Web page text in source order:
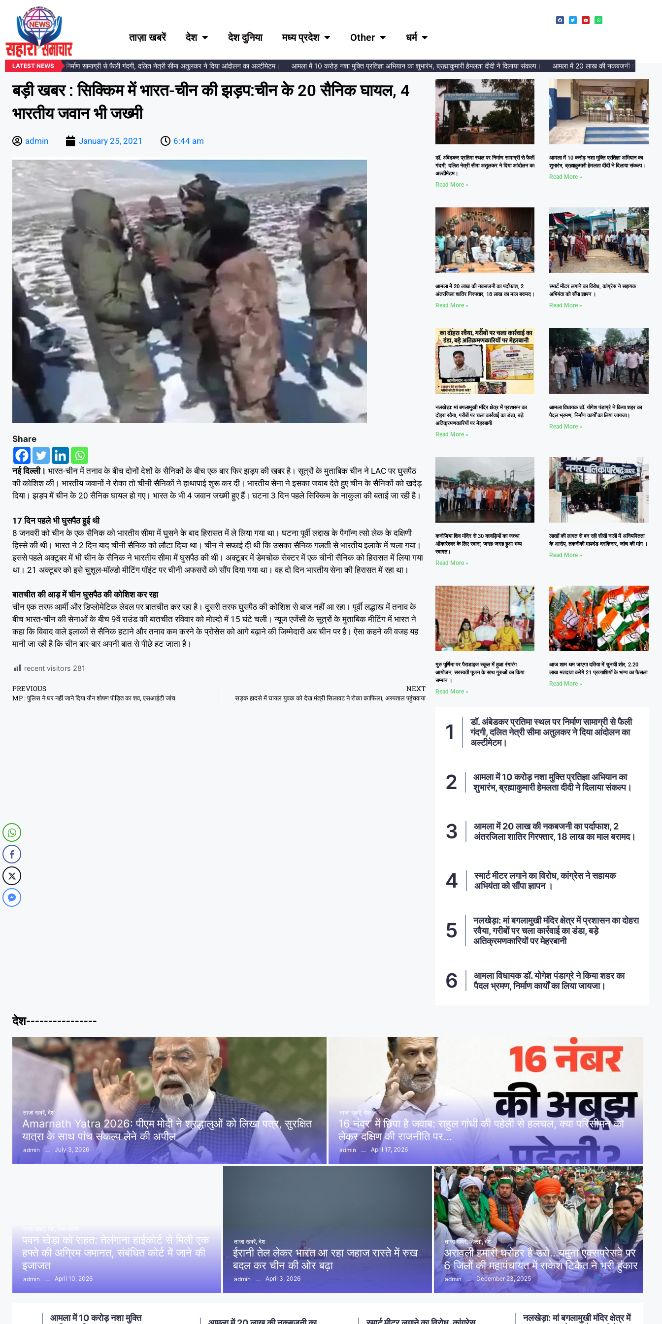
ताज़ा खबरें देश देश दुनिया मध्य प्रदेश Other धर्म
LATEST NEWS
प्रतिमा स्थल पर निर्माण सामाग्री से फैली गंदगी, दलित नेत्री सीमा अतुलकर ने दिया आंदोलन का अल्टीमेटम। आमला में 10 करोड़ नशा मुक्ति प्रतिज्ञा अभियान का शुभारंभ, ब्रह्माकुमारी हेमलता दीदी ने दिलाया संकल्प। आमला में 20 लाख की नकबजनी का पर्दाफाश, 2
बड़ी खबर : सिक्किम में भारत-चीन की झड़प:चीन के 20 सैनिक घायल, 4
भारतीय जवान भी जख्मी
admin January 25, 2021 6:44 am
Share
नई दिल्ली। भारत-चीन में तनाव के बीच दोनों देशों के सैनिकों के बीच एक बार फिर झड़प की खबर है। सूत्रों के मुताबिक चीन ने LAC पर घुसपैठ
की कोशिश की। भारतीय जवानों ने रोका तो चीनी सैनिकों ने हाथापाई शुरू कर दी। भारतीय सेना ने इसका जवाब देते हुए चीन के सैनिकों को खदेड़
दिया। झड़प में चीन के 20 सैनिक घायल हो गए। भारत के भी 4 जवान जख्मी हुए हैं। घटना 3 दिन पहले सिक्किम के नाकुला की बताई जा रही है।
17 दिन पहले भी घुसपैठ हुई थी
8 जनवरी को चीन के एक सैनिक को भारतीय सीमा में घुसने के बाद हिरासत में ले लिया गया था। घटना पूर्वी लद्दाख के पैगॉन्ग त्सो लेक के दक्षिणी
हिस्से की थी। भारत ने 2 दिन बाद चीनी सैनिक को लौटा दिया था। चीन ने सफाई दी थी कि उसका सैनिक गलती से भारतीय इलाके में चला गया।
इससे पहले अक्टूबर में भी चीन के सैनिक ने भारतीय सीमा में घुसपैठ की थी। अक्टूबर में डेमचोक सेक्टर में एक चीनी सैनिक को हिरासत में लिया गया
था। 21 अक्टूबर को इसे चुशूल-मॉल्डो मीटिंग पॉइंट पर चीनी अफसरों को सौंप दिया गया था। वह दो दिन भारतीय सेना की हिरासत में रहा था।
बातचीत की आड़ में चीन घुसपैठ की कोशिश कर रहा
चीन एक तरफ आर्मी और डिप्लोमेटिक लेवल पर बातचीत कर रहा है। दूसरी तरफ घुसपैठ की कोशिश से बाज नहीं आ रहा। पूर्वी लद्धाख में तनाव के
बीच भारत-चीन की सेनाओं के बीच 9वें राउंड की बातचीत रविवार को मोल्दो में 15 घंटे चली। न्यूज एजेंसी के सूत्रों के मुताबिक मीटिंग में भारत ने
कहा कि विवाद वाले इलाकों से सैनिक हटाने और तनाव कम करने के प्रोसेस को आगे बढ़ाने की जिम्मेदारी अब चीन पर है। ऐसा कहने की वजह यह
मानी जा रही है कि चीन बार-बार अपनी बात से पीछे हट जाता है।
recent visitors 281
PREVIOUS
MP : पुलिस ने घर नहीं जाने दिया यौन शोषण पीड़ित का शव, एसआईटी जांच
NEXT
सड़क हादसे में घायल युवक को देख मंत्री सिलावट ने रोका काफिला, अस्पताल पहुंचवाया
डॉ. अंबेडकर प्रतिमा स्थल पर निर्माण सामाग्री से फैली
गंदगी, दलित नेत्री सीमा अतुलकर ने दिया आंदोलन का
अल्टीमेटम।
Read More »
आमला में 10 करोड़ नशा मुक्ति प्रतिज्ञा अभियान का
शुभारंभ, ब्रह्माकुमारी हेमलता दीदी ने दिलाया संकल्प।
Read More »
आमला में 20 लाख की नकबजनी का पर्दाफाश, 2
अंतरजिला शातिर गिरफ्तार, 18 लाख का माल बरामद।
Read More »
स्मार्ट मीटर लगाने का विरोध, कांग्रेस ने सहायक
अभियंता को सौंपा ज्ञापन ।
Read More »
नलखेड़ा: मां बगलामुखी मंदिर क्षेत्र में प्रशासन का
दोहरा रवैया, गरीबों पर चला कार्रवाई का डंडा, बड़े
अतिक्रमणकारियों पर मेहरबानी
Read More »
आमला विधायक डॉ. योगेश पंडाग्रे ने किया शहर का
पैदल भ्रमण, निर्माण कार्यों का लिया जायजा।
Read More »
कनोजिया शिव मंदिर से 30 कावड़ियों का जत्था
ओंकारेश्वर के लिए रवाना, जगह-जगह हुआ भव्य
स्वागत।
Read More »
लाखों की लागत से बन रही सीसी नाली में अनियमितता
के आरोप, तकनीकी मापदंड दरकिनार, जांच की मांग ।
Read More »
गुरु पूर्णिमा पर पैराडाइज स्कूल में हुआ रंगारंग
आयोजन, सरस्वती पूजन के साथ गुरुओं का किया
सम्मान ।
Read More »
आज शाम थम जाएगा दतिया में चुनावी शोर, 2.20
लाख मतदाता करेंगे 21 प्रत्याशियों के भाग्य का फैसला
Read More »
डॉ. अंबेडकर प्रतिमा स्थल पर निर्माण सामाग्री से फैली
गंदगी, दलित नेत्री सीमा अतुलकर ने दिया आंदोलन का
अल्टीमेटम।
आमला में 10 करोड़ नशा मुक्ति प्रतिज्ञा अभियान का
शुभारंभ, ब्रह्माकुमारी हेमलता दीदी ने दिलाया संकल्प।
आमला में 20 लाख की नकबजनी का पर्दाफाश, 2
अंतरजिला शातिर गिरफ्तार, 18 लाख का माल बरामद।
स्मार्ट मीटर लगाने का विरोध, कांग्रेस ने सहायक
अभियंता को सौंपा ज्ञापन ।
नलखेड़ा: मां बगलामुखी मंदिर क्षेत्र में प्रशासन का दोहरा
रवैया, गरीबों पर चला कार्रवाई का डंडा, बड़े
अतिक्रमणकारियों पर मेहरबानी
आमला विधायक डॉ. योगेश पंडाग्रे ने किया शहर का
पैदल भ्रमण, निर्माण कार्यों का लिया जायजा।
देश----------------
ताज़ा खबरें देश
Amarnath Yatra 2026: पीएम मोदी ने श्रद्धालुओं को लिखा पत्र, सुरक्षित
यात्रा के साथ पांच संकल्प लेने की अपील
admin July 3, 2026
ताज़ा खबरें देश
16 नंबर’ में छिपा है जवाब: राहुल गांधी की पहेली से हलचल, क्या परिसीमन को
लेकर दक्षिण की राजनीति पर…
admin April 17, 2026
पवन खेड़ा को राहत: तेलंगाना हाईकोर्ट से मिली एक
हफ्ते की अग्रिम जमानत, संबंधित कोर्ट में जाने की
इजाजत
admin April 10, 2026
ताज़ा खबरें, देश
ईरानी तेल लेकर भारत आ रहा जहाज रास्ते में रुख
बदल कर चीन की ओर बढ़ा
admin April 3, 2026
ताज़ा खबरें, दिल्ली, देश
अरावली हमारी धरोहर है उसे…यमुना एक्सप्रेसवे पर
6 जिलों की महापंचायत में राकेश टिकैत ने भरी हुंकार
admin December 23, 2025
आमला में 10 करोड़ नशा मुक्ति
नलखेड़ा: मां बगलामुखी मंदिर क्षेत्र में